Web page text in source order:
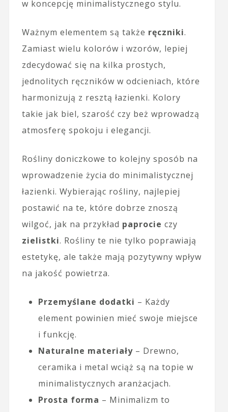
w koncepcję minimalistycznego stylu.
Ważnym elementem są także ręczniki.
Zamiast wielu kolorów i wzorów, lepiej
zdecydować się na kilka prostych,
jednolitych ręczników w odcieniach, które
harmonizują z resztą łazienki. Kolory
takie jak biel, szarość czy beż wprowadzą
atmosferę spokoju i elegancji.
Rośliny doniczkowe to kolejny sposób na
wprowadzenie życia do minimalistycznej
łazienki. Wybierając rośliny, najlepiej
postawić na te, które dobrze znoszą
wilgoć, jak na przykład paprocie czy
zielistki. Rośliny te nie tylko poprawiają
estetykę, ale także mają pozytywny wpływ
na jakość powietrza.
Przemyślane dodatki – Każdy
element powinien mieć swoje miejsce
i funkcję.
Naturalne materiały– Drewno,
ceramika i metal wciąż są na topie w
minimalistycznych aranżacjach.
Prosta forma – Minimalizm to